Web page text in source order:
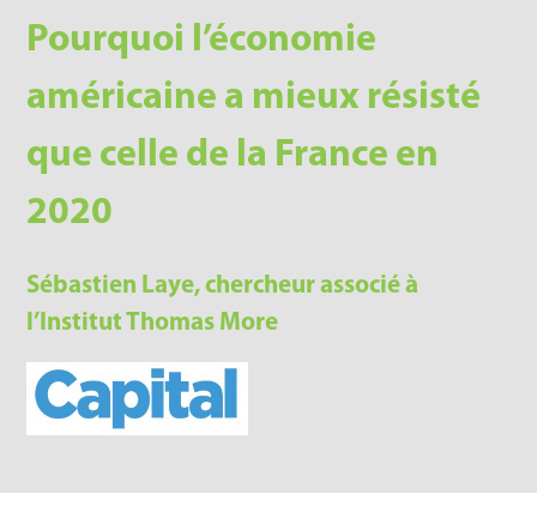
Pourquoi l’économie
américaine a mieux résisté
que celle de la France en
2020
Sébastien Laye, chercheur associé à
l’Institut Thomas More